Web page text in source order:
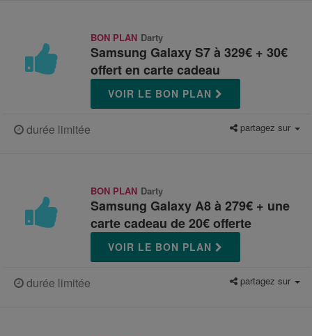
BON PLAN Darty
Samsung Galaxy S7 à 329€ + 30€
offert en carte cadeau
VOIR LE BON PLAN
durée limitée partagez sur
BON PLAN Darty
Samsung Galaxy A8 à 279€ + une
carte cadeau de 20€ offerte
VOIR LE BON PLAN
durée limitée partagez sur